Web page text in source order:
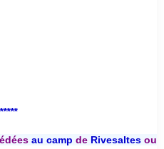
au camp deRivesaltesou